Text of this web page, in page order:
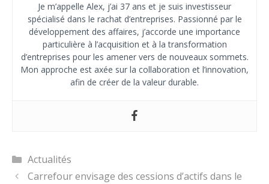
Je m’appelle Alex, j’ai 37 ans et je suis investisseur
spécialisé dans le rachat d’entreprises. Passionné par le
développement des affaires, j’accorde une importance
particulière à l’acquisition et à la transformation
d’entreprises pour les amener vers de nouveaux sommets.
Mon approche est axée sur la collaboration et l’innovation,
afin de créer de la valeur durable.
Catégories
Actualités
Carrefour envisage des cessions d’actifs dans le